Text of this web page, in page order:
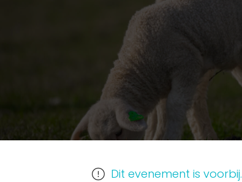
Dit evenement is voorbij.